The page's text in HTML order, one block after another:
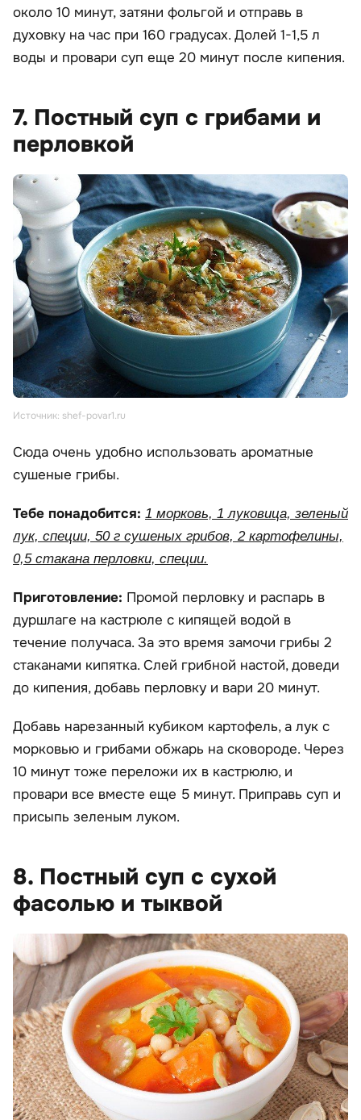
около 10 минут, затяни фольгой и отправь в
духовку на час при 160 градусах. Долей 1-1,5 л
воды и провари суп еще 20 минут после кипения.
7. Постный суп с грибами и
перловкой
Источник: shef-povar1.ru
Сюда очень удобно использовать ароматные
сушеные грибы.
Тебе понадобится: 1 морковь, 1 луковица, зеленый
лук, специи, 50 г сушеных грибов, 2 картофелины,
0,5 стакана перловки, специи.
Приготовление: Промой перловку и распарь в
дуршлаге на кастрюле с кипящей водой в
течение получаса. За это время замочи грибы 2
стаканами кипятка. Слей грибной настой, доведи
до кипения, добавь перловку и вари 20 минут.
Добавь нарезанный кубиком картофель, а лук с
морковью и грибами обжарь на сковороде. Через
10 минут тоже переложи их в кастрюлю, и
провари все вместе еще 5 минут. Приправь суп и
присыпь зеленым луком.
8. Постный суп с сухой
фасолью и тыквой